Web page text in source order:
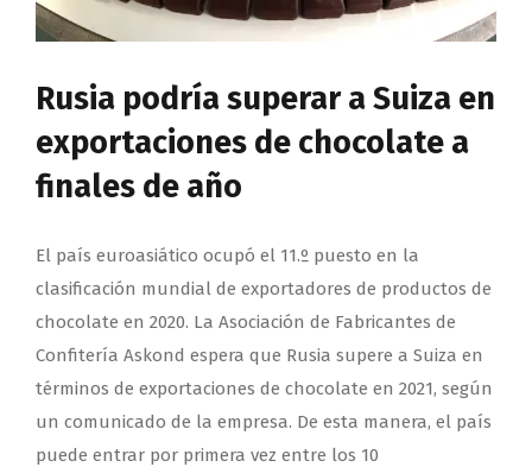
Rusia podría superar a Suiza en
exportaciones de chocolate a
finales de año
El país euroasiático ocupó el 11.º puesto en la
clasificación mundial de exportadores de productos de
chocolate en 2020. La Asociación de Fabricantes de
Confitería Askond espera que Rusia supere a Suiza en
términos de exportaciones de chocolate en 2021, según
un comunicado de la empresa. De esta manera, el país
puede entrar por primera vez entre los 10